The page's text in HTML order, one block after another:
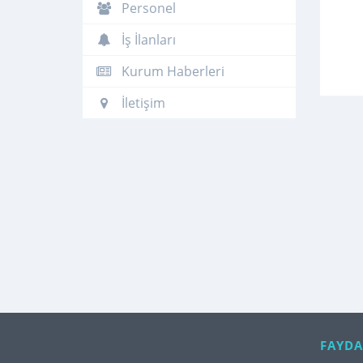
Personel
İş İlanları
Kurum Haberleri
İletişim